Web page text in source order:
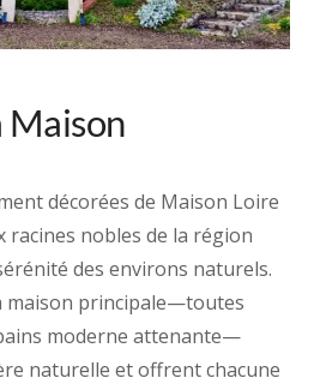
Maison
décorées de Maison Loire
racines nobles de la région
des environs naturels.
maison principale—toutes
moderne attenante—
naturelle et offrent chacune